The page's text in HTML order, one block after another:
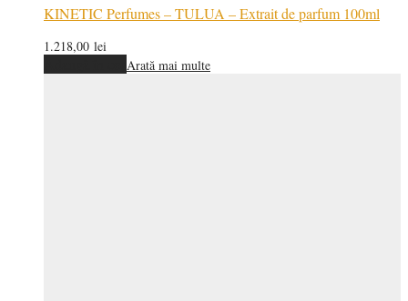
KINETIC Perfumes – TULUA – Extrait de parfum 100ml
1.218,00 lei
Arată mai multe